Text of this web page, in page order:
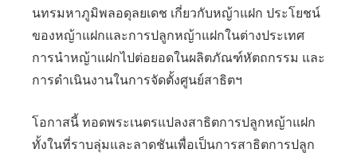
นทรมหาภูมิพลอดุลยเดช เกี่ยวกับหญ้าแฝก ประโยชน์
ของหญ้าแฝกและการปลูกหญ้าแฝกในต่างประเทศ
การนำหญ้าแฝกไปต่อยอดในผลิตภัณฑ์หัตถกรรม และ
การดำเนินงานในการจัดตั้งศูนย์สาธิตฯ
โอกาสนี้ ทอดพระเนตรแปลงสาธิตการปลูกหญ้าแฝก
ทั้งในที่ราบลุ่มและลาดชันเพื่อเป็นการสาธิตการปลูก